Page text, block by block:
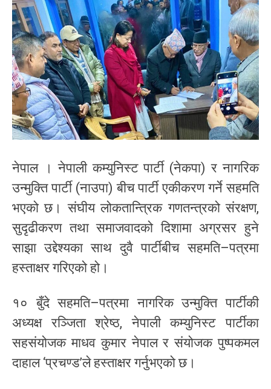
नेपाल । नेपाली कम्युनिस्ट पार्टी (नेकपा) र नागरिक
उन्मुक्ति पार्टी (नाउपा) बीच पार्टी एकीकरण गर्ने सहमति
भएको छ। संघीय लोकतान्त्रिक गणतन्त्रको संरक्षण,
सुदृढीकरण तथा समाजवादको दिशामा अग्रसर हुने
साझा उद्देश्यका साथ दुवै पार्टीबीच सहमति–पत्रमा
हस्ताक्षर गरिएको हो।
१० बुँदे सहमति–पत्रमा नागरिक उन्मुक्ति पार्टीकी
अध्यक्ष रञ्जिता श्रेष्ठ, नेपाली कम्युनिस्ट पार्टीका
सहसंयोजक माधव कुमार नेपाल र संयोजक पुष्पकमल
दाहाल ‘प्रचण्ड’ले हस्ताक्षर गर्नुभएको छ।